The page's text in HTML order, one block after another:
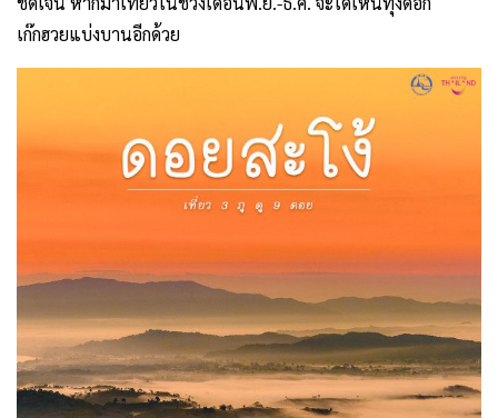
เก๊กฮวยแบ่งบานอีกด้วย